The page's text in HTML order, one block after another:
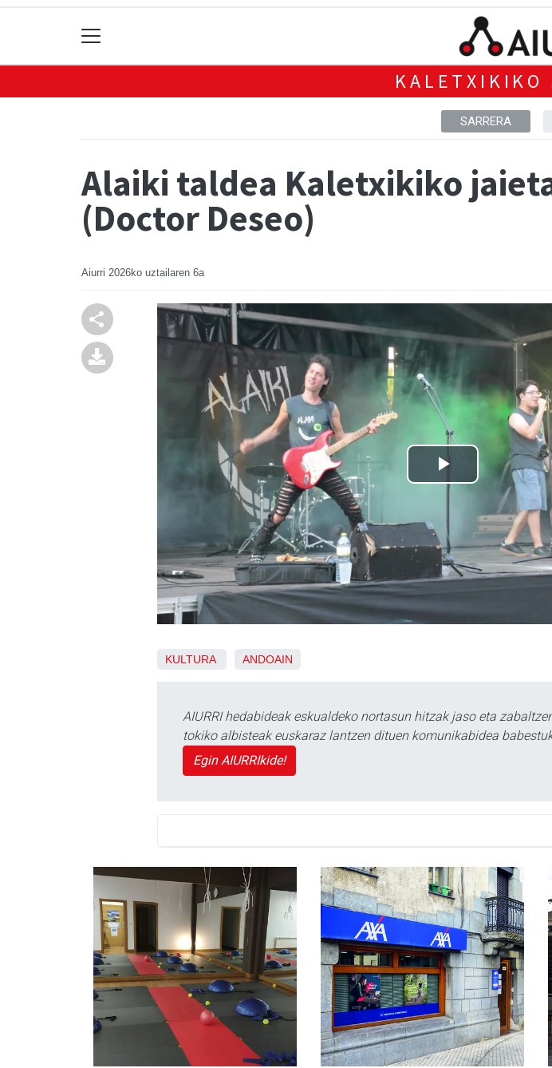
SARRERA
Alaiki taldea Kaletxikiko
(Doctor Deseo)
Aiurri 2026ko uztailaren 6a
KULTURA ANDOAIN
AIURRI hedabideak eskualdeko nortasun hitzak jaso eta
tokiko albisteak euskaraz lantzen dituen komunikabidea
Egin AIURRIkide!